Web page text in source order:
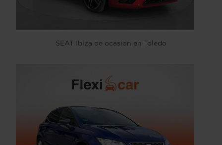
SEAT Ibiza de ocasión en Toledo